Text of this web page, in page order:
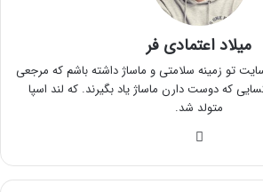
میلاد اعتمادی فر
تو زمینه سلامتی و ماساژ داشته باشم که مرجعی
که دوست دارن ماساژ یاد بگیرند. که لند اسپا
متولد شد.